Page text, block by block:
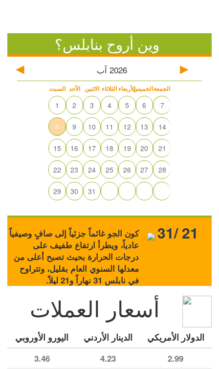
وين أروح بنابلس؟
2026 آب
السبت الأحد الاثنين الثلاثاء الأربعاءالخميسالجمعة
1 2 3 4 5 6 7
8 9 10 11 12 13 14
15 16 17 18 19 20 21
22 23 24 25 26 27 28
29 30 31
كون الجو غائماً جزئياً إلى صافٍ وصيفياً
عادياً، ويطرأ ارتفاع طفيف على
درجات الحرارة بحيث تصبح أعلى من
معدلها السنوي العام بقليل، وتتراوح
في نابلس 31 نهاراً و21 ليلاً.
31/ 21
أسعار العملات
الدولار الأمريكي الدينار الأردني اليورو الأوروبي
2.99
4.23
3.46